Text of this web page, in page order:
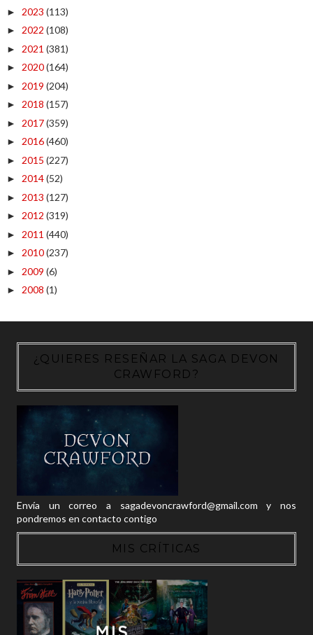
► 2023 (113)
► 2022 (108)
► 2021 (381)
► 2020(164)
► 2019 (204)
► 2018 (157)
► 2017(359)
► 2016(460)
► 2015 (227)
► 2014(52)
► 2013 (127)
► 2012 (319)
► 2011 (440)
► 2010(237)
► 2009 (6)
► 2008 (1)
¿QUIERES RESEÑAR LA SAGA DEVON
CRAWFORD?
Envía un correo a sagadevoncrawford@gmail.com y nos
pondremos en contacto contigo
MIS CRÍTICAS